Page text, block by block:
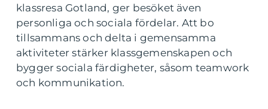
klassresa Gotland, ger besöket även
personliga och sociala fördelar. Att bo
tillsammans och delta i gemensamma
aktiviteter stärker klassgemenskapen och
bygger sociala färdigheter, såsom teamwork
och kommunikation.